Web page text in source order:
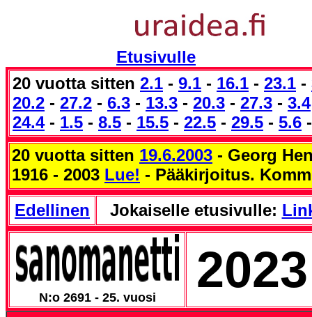
Etusivulle
20 vuotta sitten 2.1 - 9.1 - 16.1 - 23.1 -
20.2 - 27.2 - 6.3 - 13.3 - 20.3 - 27.3 - 3.4
24.4- 1.5 - 8.5 - 15.5 - 22.5 - 29.5 - 5.6
20 vuotta sitten 19.6.2003 - Georg
1916 - 2003 Lue! - Pääkirjoitus.
Edellinen
Jokaiselle etusivulle:
N:o 2691 - 25. vuosi 2023